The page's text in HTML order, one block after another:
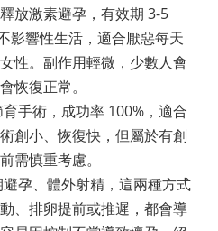
放激素避孕，有效期 3-5
影響性生活，適合厭惡每天
性。副作用輕微，少數人會
恢復正常。
術，成功率 100%，適合
創小、恢復快，但屬於有創
需慎重考慮。
、體外射精，這兩種方式
、排卵提前或推遲，都會導